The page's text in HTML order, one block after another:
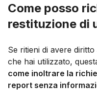
Come posso
restituzione di
Se ritieni di avere
che hai utilizzato,
come inoltrare la
report senza